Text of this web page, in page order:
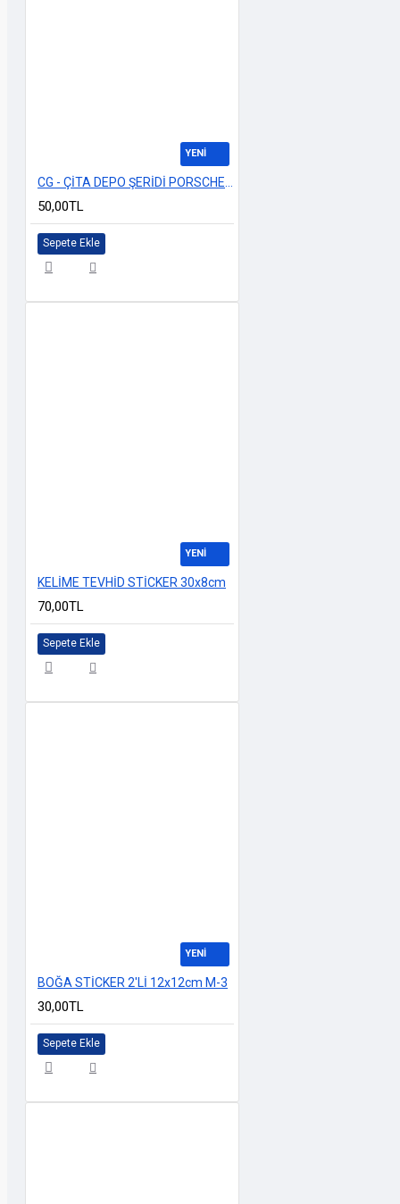
YENİ
CG - ÇİTA DEPO ŞERİDİ PORSCHE BEYAZ
50,00TL
Sepete Ekle
YENİ
KELİME TEVHİD STİCKER 30x8cm
70,00TL
Sepete Ekle
YENİ
BOĞA STİCKER 2'Lİ 12x12cm M-3
30,00TL
Sepete Ekle